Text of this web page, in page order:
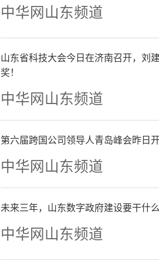
中华网山东频道
山东省科技大会今日在济南召开，刘
奖！
中华网山东频道
第六届跨国公司领导人青岛峰会昨日
中华网山东频道
未来三年，山东数字政府建设要干什
中华网山东频道